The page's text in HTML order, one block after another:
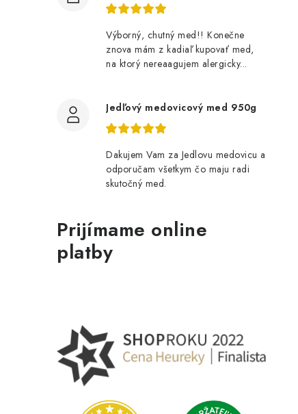
Výborný, chutný med!! Konečne
znova mám z kadiaľ kupovať med,
na ktorý nereaagujem alergicky...
Jedľový medovicový med 950g
Dakujem Vam za Jedlovu medovicu a
odporučam všetkym čo maju radi
skutočný med.
Prijímame online
platby